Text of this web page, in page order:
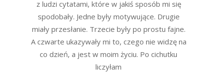
z ludzi cytatami, które w jakiś sposób mi się
spodobały. Jedne były motywujące. Drugie
miały przesłanie. Trzecie były po prostu fajne.
A czwarte ukazywały mi to, czego nie widzę na
co dzień, a jest w moim życiu. Po cichutku
liczyłam